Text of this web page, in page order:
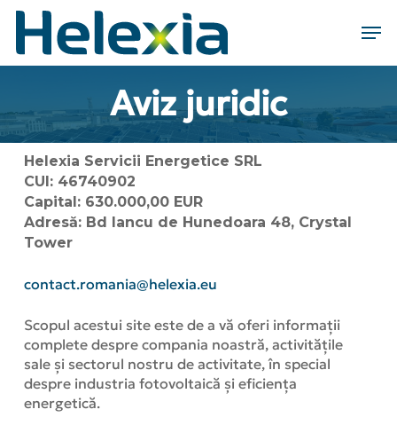
Skip
main
content
Aviz juridic
Helexia Servicii Energetice SRL
CUI: 46740902
Capital: 630.000,00 EUR
Adresă: Bd Iancu de Hunedoara 48, Crystal
Tower
contact.romania@helexia.eu
Scopul acestui site este de a vă oferi informații
complete despre compania noastră, activitățile
sale și sectorul nostru de activitate, în special
despre industria fotovoltaică și eficiența
energetică.